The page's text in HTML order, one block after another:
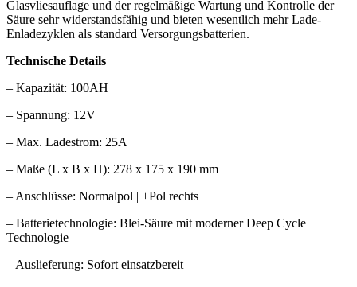
Glasvliesauflage und der regelmäßige Wartung und Kontrolle der
Säure sehr widerstandsfähig und bieten wesentlich mehr Lade-
Enladezyklen als standard Versorgungsbatterien.
Technische Details
– Kapazität: 100AH
– Spannung: 12V
– Max. Ladestrom: 25A
– Maße (L x B x H): 278 x 175 x 190 mm
– Anschlüsse: Normalpol | +Pol rechts
– Batterietechnologie: Blei-Säure mit moderner Deep Cycle
Technologie
– Auslieferung: Sofort einsatzbereit